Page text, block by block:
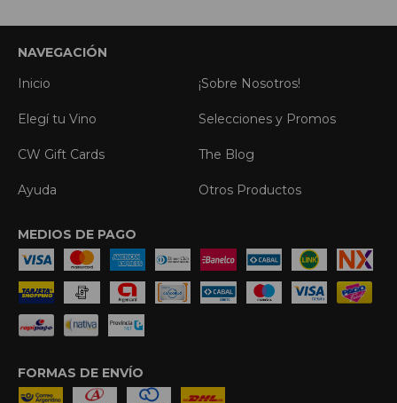
NAVEGACIÓN
Inicio
¡Sobre Nosotros!
Elegí tu Vino Selecciones y Promos
CW Gift Cards The Blog
Ayuda Otros Productos
MEDIOS DE PAGO
FORMAS DE ENVÍO